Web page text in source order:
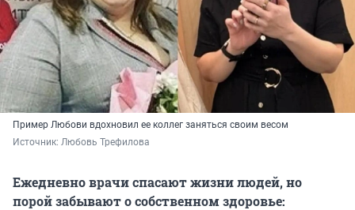
Пример Любови вдохновил ее коллег заняться своим весом
Источник: Любовь Трефилова
Ежедневно врачи спасают жизни людей, но
порой забывают о собственном здоровье: